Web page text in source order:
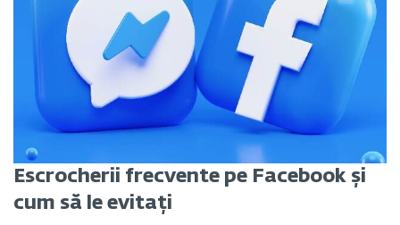
Escrocherii frecvente pe Facebook și
cum să le evitați